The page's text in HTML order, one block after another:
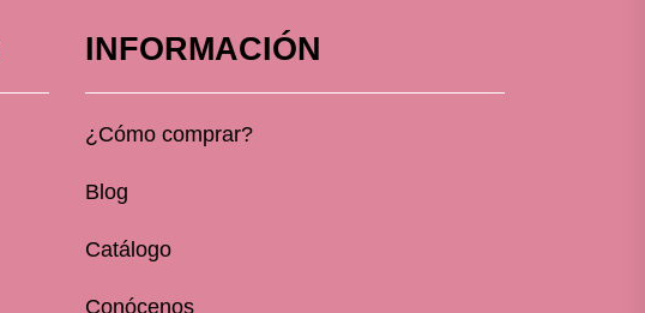
INFORMACIÓN
¿Cómo comprar?
Blog
Catálogo
Conócenos